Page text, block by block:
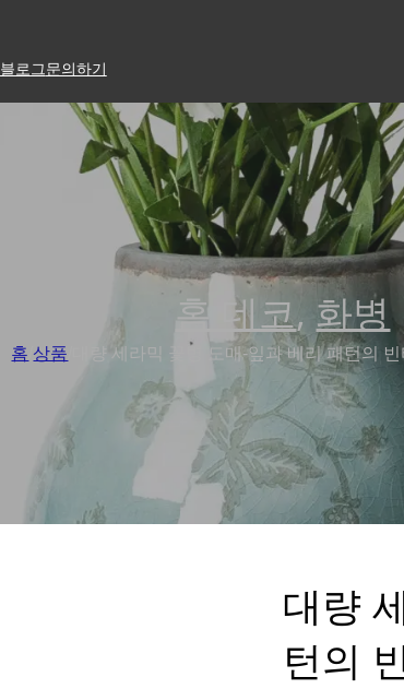
블로그문의하기
홈 데코, 화병
홈 상품 대량 세라믹 꽃병 도매-잎과 베리 패턴의
대량
턴의